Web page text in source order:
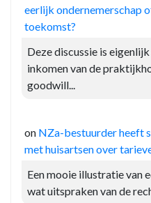
eerlijk ondernemerschap
toekomst?
Deze discussie is
inkomen van de
goodwill...
on NZa-bestuurder heeft
met huisartsen over
Een mooie illustratie van
wat uitspraken van de